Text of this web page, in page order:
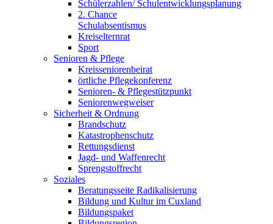
Schülerzahlen/ Schulentwicklungsplanung
2. Chance
Schulabsentismus
Kreiselternrat
Sport
Senioren & Pflege
Kreisseniorenbeirat
örtliche Pflegekonferenz
Senioren- & Pflegestützpunkt
Seniorenwegweiser
Sicherheit & Ordnung
Brandschutz
Katastrophenschutz
Rettungsdienst
Jagd- und Waffenrecht
Sprengstoffrecht
Soziales
Beratungsseite Radikalisierung
Bildung und Kultur im Cuxland
Bildungspaket